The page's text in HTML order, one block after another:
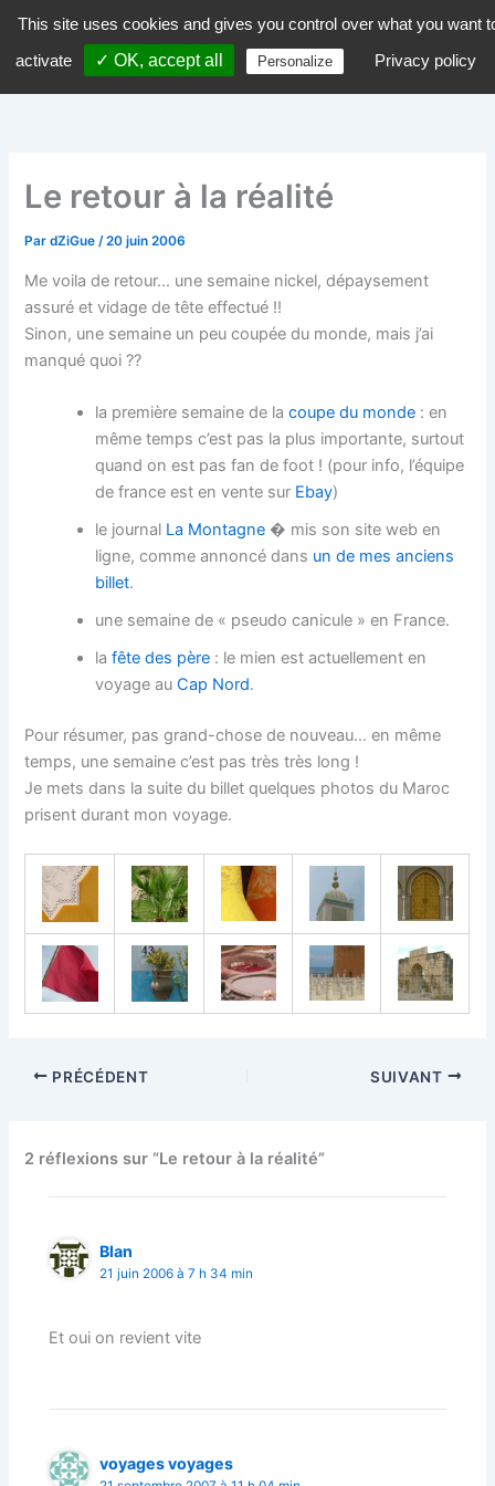
contenu
dZiGue
Le retour à la réalité
PardZiGue/20 juin 2006
Me voila de retour… une semaine nickel, dépaysement
assuré et vidage de tête effectué !!
Sinon, une semaine un peu coupée du monde, mais j’ai
manqué quoi ??
la première semaine de lacoupe du monde : en
même temps c’est pas la plus importante, surtout
quand on est pas fan de foot ! (pour info, l’équipe
de france est en vente sur Ebay)
le journal La Montagne � mis son site web en
ligne, comme annoncé dans un de mes anciens
billet.
une semaine de « pseudo canicule » en France.
lafête des père : le mien est actuellement en
voyage auCap Nord.
Pour résumer, pas grand-chose de nouveau… en même
temps, une semaine c’est pas très très long !
Je mets dans la suite du billet quelques photos du Maroc
prisent durant mon voyage.
PRÉCÉDENT SUIVANT
2 réflexions sur “Le retour à la réalité”
Blan
21 juin 2006 à 7 h 34 min
Et oui on revient vite
voyages voyages
This site uses cookies and gives you control over what you want
activate
✓ OK, accept all Personalize Privacy policy